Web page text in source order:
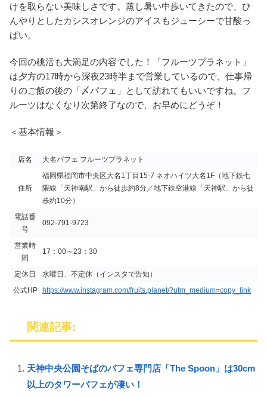
けを取らない美味しさです。蒸し暑い中歩いてきたので、ひ
んやりとしたカシスオレンジのアイスもジューシーで甘酸っ
ぱい。
今回の桃活も大満足の内容でした！「フルーツプラネット」
は夕方の17時から深夜23時半まで営業しているので、仕事帰
りのご飯の後の「〆パフェ」として訪れてもいいですね。フ
ルーツはなくなり次第終了なので、お早めにどうぞ！
＜基本情報＞
店名 大名パフェ フルーツプラネット
住所
福岡県福岡市中央区大名1丁目15-7 ネオハイツ大名1F（地下鉄七
隈線「天神南駅」から徒歩約8分／地下鉄空港線「天神駅」から徒
歩約10分）
電話番
号
092-791-9723
営業時
間
17：00～23：30
定休日
水曜日、不定休（インスタで告知）
公式HP
https://www.instagram.com/fruits.planet/?utm_medium=copy_link
関連記事:
天神中央公園そばのパフェ専門店「The Spoon」は30cm
以上のタワーパフェが凄い！